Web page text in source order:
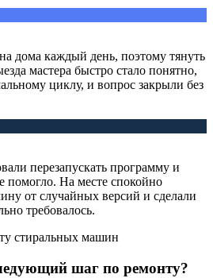
дома каждый день, поэтому тянуть
мастера быстро стало понятно,
циклу, и вопрос закрыли без
перезапускать программу и
помогло. На месте спокойно
от случайных версий и сделали
требовалось.
стиральных машин
шаг по ремонту?